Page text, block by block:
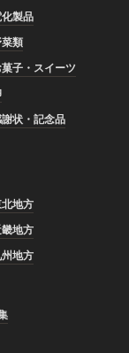
化製品
菜類
菓子・スイーツ
謝状・記念品
北地方
畿地方
州地方